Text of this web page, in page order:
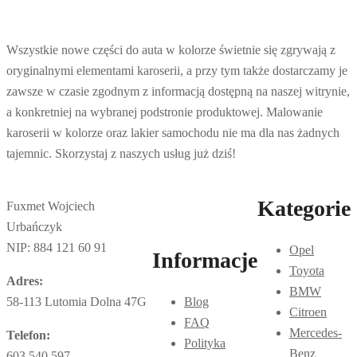
Wszystkie nowe części do auta w kolorze świetnie się zgrywają z
oryginalnymi elementami karoserii, a przy tym także dostarczamy je
zawsze w czasie zgodnym z informacją dostępną na naszej witrynie,
a konkretniej na wybranej podstronie produktowej. Malowanie
karoserii w kolorze oraz lakier samochodu nie ma dla nas żadnych
tajemnic. Skorzystaj z naszych usług już dziś!
Fuxmet Wojciech
Urbańczyk
NIP: 884 121 60 91
Adres:
58-113 Lutomia Dolna 47G
Telefon:
Informacje
Blog
FAQ
Polityka
Kategorie
Opel
Toyota
BMW
Citroen
Mercedes-
Benz